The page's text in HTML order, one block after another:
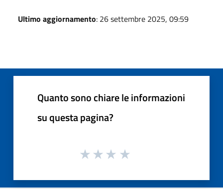
Ultimo aggiornamento: 26 settembre 2025, 09:59
Quanto sono chiare le informazioni
su questa pagina?